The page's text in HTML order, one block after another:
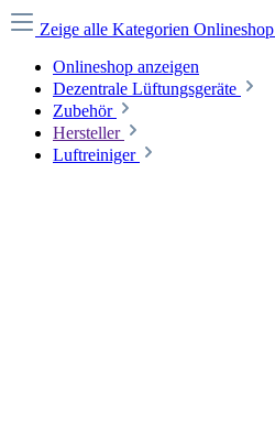
Zeige alle Kategorien Onlineshop
Onlineshop anzeigen
Dezentrale Lüftungsgeräte
Zubehör
Hersteller
Luftreiniger